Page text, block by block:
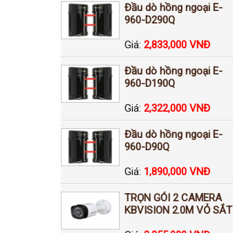
Đầu dò hồng ngoại E-
960-D290Q
Giá: 2,833,000 VNĐ
Đầu dò hồng ngoại E-
960-D190Q
Giá: 2,322,000 VNĐ
Đầu dò hồng ngoại E-
960-D90Q
Giá: 1,890,000 VNĐ
TRỌN GÓI 2 CAMERA
KBVISION 2.0M VỎ SẮT